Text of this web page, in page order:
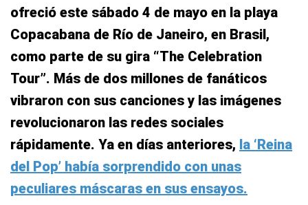
ofreció este sábado 4 de mayo en la playa
Copacabana de Río de Janeiro, en Brasil,
como parte de su gira “The Celebration
Tour”. Más de dos millones de fanáticos
vibraron con sus canciones y las imágenes
revolucionaron las redes sociales
rápidamente. Ya en días anteriores, la ‘Reina
del Pop’ había sorprendido con unas
peculiares máscaras en sus ensayos.